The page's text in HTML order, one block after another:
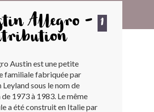
CONTRIBUTEURS
BLOG
Allegro - 1
Austin est une petite
familiale fabriquée par
sous le nom de
1973 à 1983. Le même
a été construit en Italie par